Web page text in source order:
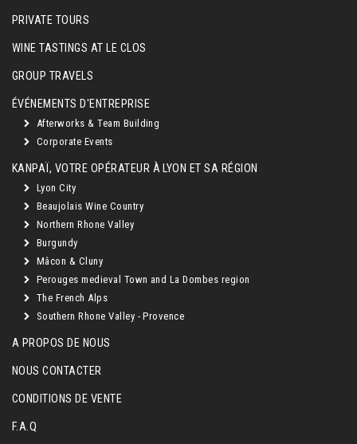
PRIVATE TOURS
WINE TASTINGS AT LE CLOS
GROUP TRAVELS
ÉVÉNEMENTS D'ENTREPRISE
Afterworks & Team Building
Corporate Events
KANPAÏ, VOTRE OPÉRATEUR À LYON ET SA RÉGION
Lyon City
Beaujolais Wine Country
Northern Rhone Valley
Burgundy
Mâcon & Cluny
Perouges medieval Town and La Dombes region
The French Alps
Southern Rhone Valley - Provence
A PROPOS DE NOUS
NOUS CONTACTER
CONDITIONS DE VENTE
F.A.Q